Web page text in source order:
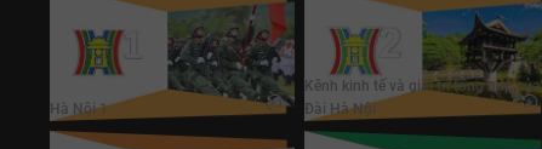
Hà Nội 1
Hà Nội 1
Hà Nội 2
Kênh kinh tế và giải trí tổng hợp của
Đài Hà Nội